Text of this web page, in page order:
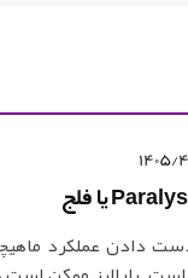
1405/
دست دادن عملکرد